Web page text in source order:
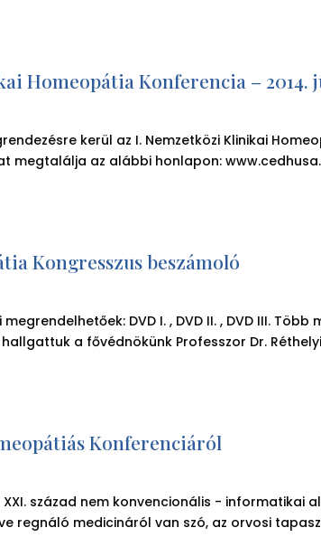
Homeopátia Konferencia – 2014.
kerül az I. Nemzetközi Klinikai
megtalálja az alábbi honlapon:
Kongresszus beszámoló
DVD I. , DVD II. , DVD III.
a fővédnökünk Professzor Dr.
Konferenciáról
század nem konvencionális -
regnáló medicináról van szó, az orvosi